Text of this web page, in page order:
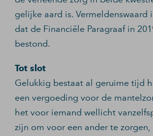
gelijke aard is. Vermeldenswaard
dat de Financiële Paragraaf in
bestond.
Tot slot
Gelukkig bestaat al geruime tijd
een vergoeding voor de
het voor iemand wellicht
zijn om voor een ander te